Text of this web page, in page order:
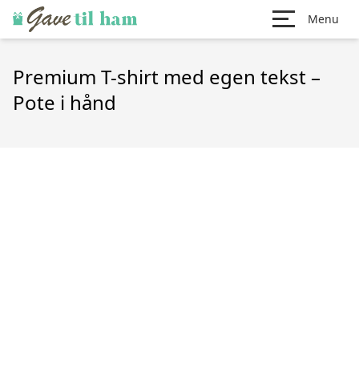
Menu
Premium T-shirt med egen tekst –
Pote i hånd